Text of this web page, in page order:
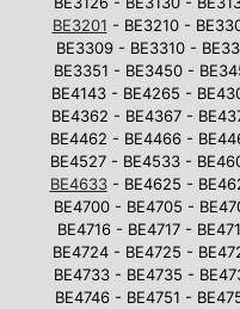
BE3201 - BE3210 -
BE3309 - BE3310 -
BE3351 - BE3450 -
BE4143 - BE4265 -
BE4362 - BE4367 -
BE4462 - BE4466 -
BE4527 - BE4533 -
BE4633- BE4625 -
BE4700 - BE4705 -
BE4716 - BE4717 -
BE4724 - BE4725 -
BE4733 - BE4735 -
BE4746 - BE4751 -